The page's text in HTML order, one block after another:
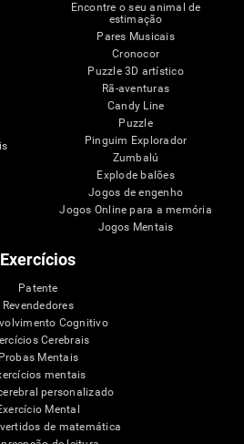
Encontre o seu animal de
estimação
Pares Musicais
Cronocor
Puzzle 3D artístico
Rã-aventuras
Candy Line
Puzzle
Pinguim Explorador
Zumbalú
Explode balões
Jogos de engenho
Jogos Online para a memória
Jogos Mentais
Exercícios
Patente
Revendedores
Cognitivo
Cerebrais
Probas Mentais
mentais
personalizado
Mental
de matemática